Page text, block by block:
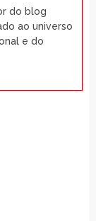
do blog
ao universo
e do